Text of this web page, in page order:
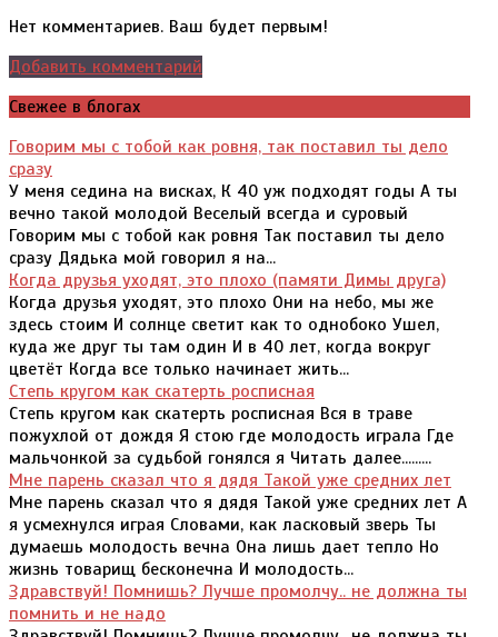
Нет комментариев. Ваш будет первым!
Добавить комментарий
Свежее в блогах
Говорим мы с тобой как ровня, так поставил ты дело
сразу
У меня седина на висках, К 40 уж подходят годы А ты
вечно такой молодой Веселый всегда и суровый
Говорим мы с тобой как ровня Так поставил ты дело
сразу Дядька мой говорил я на...
Когда друзья уходят, это плохо (памяти Димы друга)
Когда друзья уходят, это плохо Они на небо, мы же
здесь стоим И солнце светит как то однобоко Ушел,
куда же друг ты там один И в 40 лет, когда вокруг
цветёт Когда все только начинает жить...
Степь кругом как скатерть росписная
Степь кругом как скатерть росписная Вся в траве
пожухлой от дождя Я стою где молодость играла Где
мальчонкой за судьбой гонялся я Читать далее.........
Мне парень сказал что я дядя Такой уже средних лет
Мне парень сказал что я дядя Такой уже средних лет А
я усмехнулся играя Словами, как ласковый зверь Ты
думаешь молодость вечна Она лишь дает тепло Но
жизнь товарищ бесконечна И молодость...
Здравствуй! Помнишь? Лучше промолчу.. не должна ты
помнить и не надо